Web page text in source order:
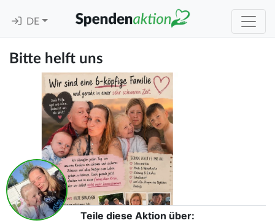
DE
Bitte helft uns
Teile diese Aktion über: